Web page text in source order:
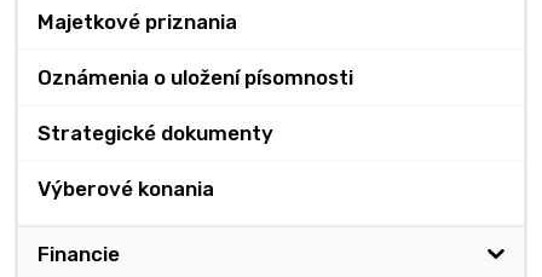
Majetkové priznania
Oznámenia o uložení písomnosti
Strategické dokumenty
Výberové konania
Financie